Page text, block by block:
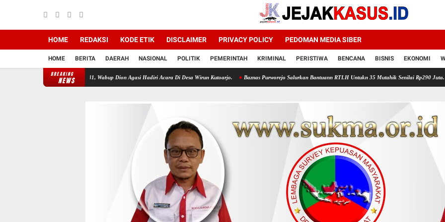
HOME REDAKSI KODE ETIK DISCLAIMER PRIVACY POLICY PEDOMAN MEDIA SIBER
HOME BERITA DAERAH NASIONAL POLITIK PEMERINTAH KRIMINAL PERISTIWA BENCANA BISNIS EKONOMI
BREAKING
NEWS
HUT RI KE-81, Wabup Dion Agasi Hadiri Acara Di Desa Wirun Kutoarjo. Baznas Purworejo Salurkan Bantuann RTLH Untukn 35 Mutahik Senilai Rp290 Juta. Bupati Yuli: